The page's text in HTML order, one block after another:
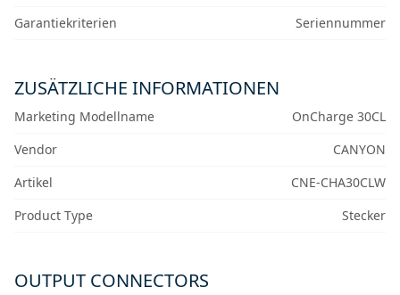
Garantiekriterien
Seriennummer
ZUSÄTZLICHE INFORMATIONEN
Marketing Modellname
OnCharge 30CL
Vendor
CANYON
Artikel
CNE-CHA30CLW
Product Type
Stecker
OUTPUT CONNECTORS